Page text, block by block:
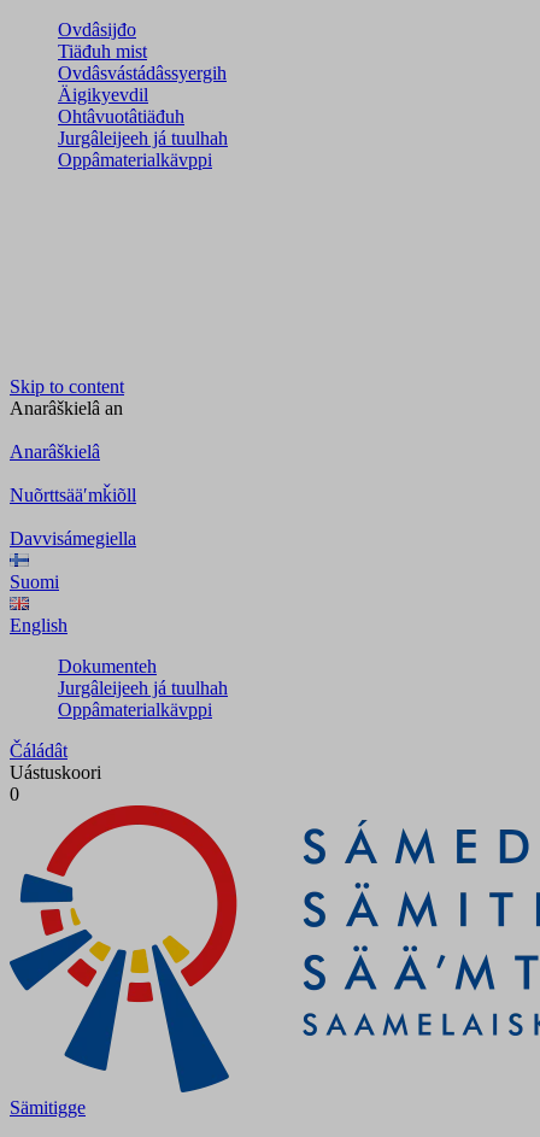
Ovdâsijđo
Tiäđuh mist
Ovdâsvástádâssyergih
Äigikyevdil
Ohtâvuotâtiäđuh
Jurgâleijeeh já tuulhah
Oppâmaterialkävppi
Skip to content
Anarâškielâ an
Anarâškielâ
Nuõrttsääʹmǩiõll
Davvisámegiella
Suomi
English
Dokumenteh
Jurgâleijeeh já tuulhah
Oppâmaterialkävppi
Čáládât
Uástuskoori
0
Sämitigge